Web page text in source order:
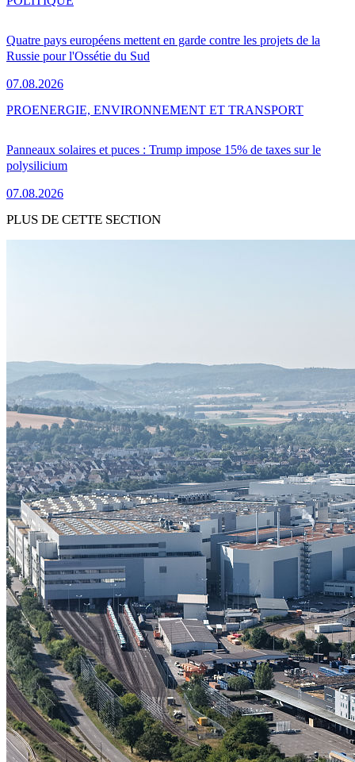
Quatre pays européens mettent en garde contre les projets de la
Russie pour l'Ossétie du Sud
07.08.2026
Panneaux solaires et puces : Trump impose 15% de taxes sur le
polysilicium
07.08.2026
PROENERGIE, ENVIRONNEMENT ET TRANSPORT
PLUS DE CETTE SECTION